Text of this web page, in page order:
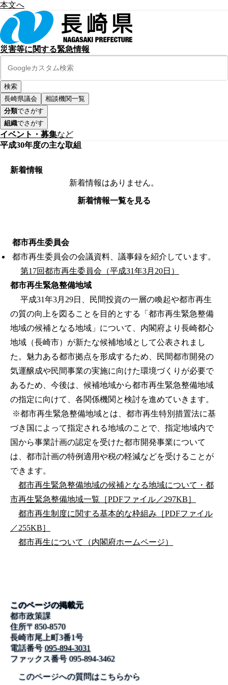
本文へ
災害等に関する緊急情報
長崎県議会
相談機関一覧
分類でさがす
組織でさがす
イベント・募集など
平成30年度の主な取組
新着情報
新着情報はありません。
新着情報一覧を見る
都市再生委員会
都市再生委員会の会議資料、議事録を紹介しています。
第17回都市再生委員会（平成31年3月20日）
都市再生緊急整備地域
平成31年3月29日、民間投資の一層の喚起や都市再生
の質の向上を図ることを目的とする「都市再生緊急整備
地域の候補となる地域」について、内閣府より長崎都心
地域（長崎市）が新たな候補地域として公表されまし
た。魅力ある都市拠点を形成するため、民間都市開発の
気運醸成や民間事業の実施に向けた環境づくりが必要で
あるため、今後は、候補地域から都市再生緊急整備地域
の指定に向けて、各関係機関と検討を進めていきます。
※都市再生緊急整備地域とは、都市再生特別措置法に基
づき国によって指定される地域のことで、指定地域内で
国から事業計画の認定を受けた都市開発事業について
は、都市計画の特例適用や税の軽減などを受けることが
できます。
都市再生緊急整備地域の候補となる地域について・都
市再生緊急整備地域一覧［PDFファイル／297KB］
都市再生制度に関する基本的な枠組み［PDFファイル
／255KB］
都市再生について（内閣府ホームページ）
このページの掲載元
都市政策課
住所〒850-8570
長崎市尾上町3番1号
電話番号 095-894-3031
ファックス番号095-894-3462
このページへの質問はこちらから